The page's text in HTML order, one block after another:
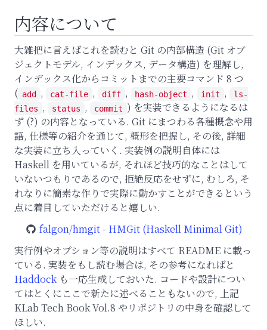
内容について
大雑把に言えばこれを読むと Git の内部構造 (Git オブ
ジェクトモデル, インデックス, データ構造) を理解し,
インデックス化からコミットまでの主要コマンド 8 つ
( add , cat-file , diff , hash-object , init ,
ls-
files , status , commit ) を実装できるようになるは
ず (?) の内容となっている. Git にまつわる各種概念や用
語, 仕様等の紹介を通じて, 概形を把握し, その後, 詳細
な実装に立ち入っていく. 実装例の説明自体には
Haskell を用いているが, それほど技巧的なことはして
いないつもりであるので, 拒絶反応をせずに, むしろ, そ
れなりに簡素な作りで実際に動かすことができるという
点に着目していただけると嬉しい.
falgon/hmgit - HMGit (Haskell Minimal Git)
実行例やオプション等の説明はすべて README に載っ
ている. 実装をもし読む場合は, その参考になればと
Haddockも一応生成しておいた. コードや設計につい
てはとくにここで新たに述べることもないので, 上記
KLab Tech Book Vol.8 やリポジトリの中身を確認して
ほしい.